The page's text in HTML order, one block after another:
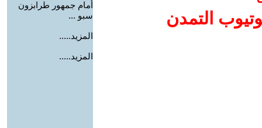
التمدن
أمام جمهور طرابزون
سبو ...
المزيد.....
المزيد.....